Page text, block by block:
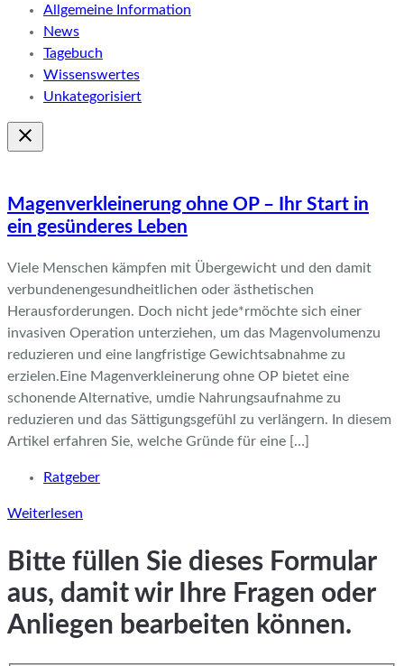
Allgemeine Information
News
Tagebuch
Wissenswertes
Unkategorisiert
Magenverkleinerung ohne OP – Ihr Start in
ein gesünderes Leben
Viele Menschen kämpfen mit Übergewicht und den damit
verbundenengesundheitlichen oder ästhetischen
Herausforderungen. Doch nicht jede*rmöchte sich einer
invasiven Operation unterziehen, um das Magenvolumenzu
reduzieren und eine langfristige Gewichtsabnahme zu
erzielen.Eine Magenverkleinerung ohne OP bietet eine
schonende Alternative, umdie Nahrungsaufnahme zu
reduzieren und das Sättigungsgefühl zu verlängern. In diesem
Artikel erfahren Sie, welche Gründe für eine […]
Ratgeber
Weiterlesen
Bitte füllen Sie dieses Formular
aus, damit wir Ihre Fragen oder
Anliegen bearbeiten können.